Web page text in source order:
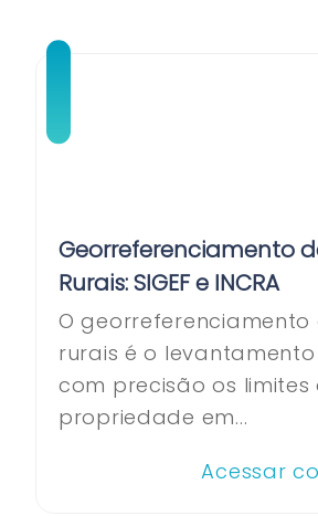
Georreferenciamento
Rurais: SIGEF e INCRA
O georreferenciamento
rurais é o
com precisão os limites
propriedade em...
Acessar